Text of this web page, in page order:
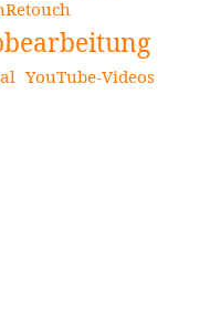
YouTube-Videos